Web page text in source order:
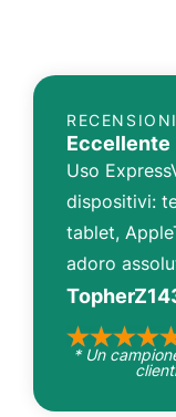
RECENSIONI
Eccellente
Uso
dispositivi:
tablet,
adoro
* Un